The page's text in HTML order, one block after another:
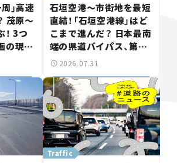
」高速
茂原～
3つ
の現
」で検
石垣空港～市街地を最短
直結！「石垣空港線」はど
こまで進んだ？ 日本最南
端の県道バイパス、第2
工区も延伸開通 【いま気
2026.07.31
Traffic